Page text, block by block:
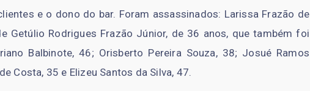
e o dono do bar. Foram assassinados: Larissa Frazão de
Getúlio Rodrigues Frazão Júnior, de 36 anos, que também foi
Balbinote, 46; Orisberto Pereira Souza, 38; Josué Ramos
Costa, 35 e Elizeu Santos da Silva, 47.